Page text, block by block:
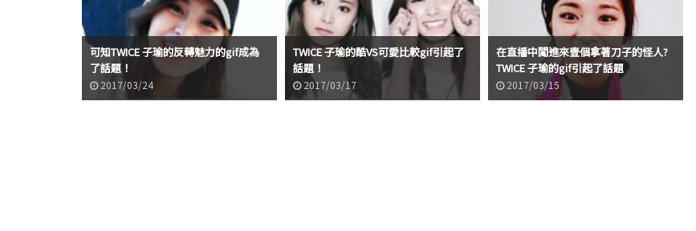
可知TWICE 子瑜的反轉魅力的gif成為
了話題！
2017/03/24
TWICE 子瑜的酷VS可愛比較gif引起了
話題！
2017/03/17
在直播中闖進來壹個拿著刀子的怪人?
TWICE 子瑜的gif引起了話題
2017/03/15